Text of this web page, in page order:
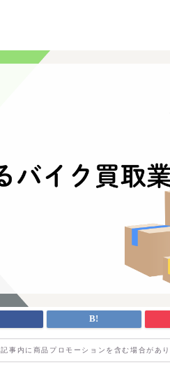
記事内に商品プロモーションを含む場合があ